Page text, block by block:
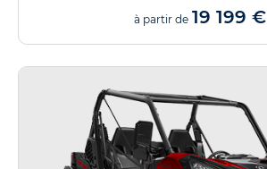
à partir de 19 199 €